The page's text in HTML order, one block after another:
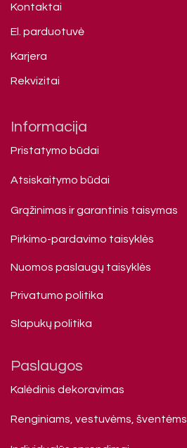
Kontaktai
El. parduotuvė
Karjera
Rekvizitai
Informacija
Pristatymo būdai
Atsiskaitymo būdai
Grąžinimas ir garantinis taisymas
Pirkimo-pardavimo taisyklės
Nuomos paslaugų taisyklės
Privatumo politika
Slapukų politika
Paslaugos
Kalėdinis dekoravimas
Renginiams, vestuvėms, šventėms